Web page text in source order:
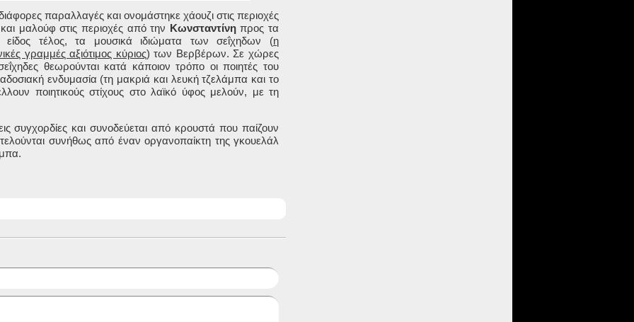
παραλλαγές και ονομάστηκε χάουζι στις περιοχές
μαλούφ στις περιοχές από την Κωνσταντίνηπρος τα
τέλος, τα μουσικά ιδιώματα των σεΐχηδων (η
γραμμές αξιότιμος κύριος) των Βερβέρων. Σε χώρες
θεωρούνται κατά κάποιον τρόπο οι ποιητές του
ενδυμασία (τη μακριά και λευκή τζελάμπα και το
ποιητικούς στίχους στο λαϊκό ύφος μελούν, με τη
συγχορδίες και συνοδεύεται από κρουστά που παίζουν
συνήθως από έναν οργανοπαίκτη της γκουελάλ